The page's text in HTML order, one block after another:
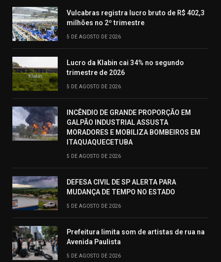
Vulcabras registra lucro bruto de R$ 402,3
milhões no 2º trimestre
5 DE AGOSTO DE 2026
Lucro da Klabin cai 34% no segundo
trimestre de 2026
5 DE AGOSTO DE 2026
INCÊNDIO DE GRANDE PROPORÇÃO EM
GALPÃO INDUSTRIAL ASSUSTA
MORADORES E MOBILIZA BOMBEIROS EM
ITAQUAQUECETUBA
5 DE AGOSTO DE 2026
DEFESA CIVIL DE SP ALERTA PARA
MUDANÇA DE TEMPO NO ESTADO
5 DE AGOSTO DE 2026
Prefeitura limita som de artistas de rua na
Avenida Paulista
5 DE AGOSTO DE 2026